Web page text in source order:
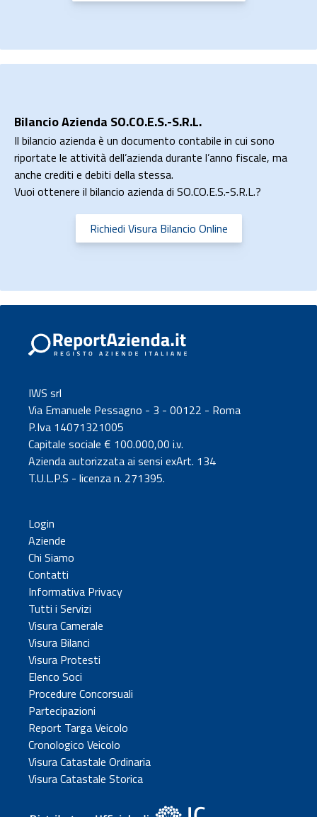
Bilancio Azienda SO.CO.E.S.-S.R.L.
Il bilancio azienda è un documento contabile in cui sono
riportate le attività dell’azienda durante l’anno fiscale, ma
anche crediti e debiti della stessa.
Vuoi ottenere il bilancio azienda di SO.CO.E.S.-S.R.L.?
Richiedi Visura Bilancio Online
IWS srl
Via Emanuele Pessagno - 3 - 00122 - Roma
P.Iva 14071321005
Capitale sociale € 100.000,00 i.v.
Azienda autorizzata ai sensi exArt. 134
T.U.L.P.S - licenza n. 271395.
Login
Aziende
Chi Siamo
Contatti
Informativa Privacy
Tutti i Servizi
Visura Camerale
Visura Bilanci
Visura Protesti
Elenco Soci
Procedure Concorsuali
Partecipazioni
Report Targa Veicolo
Cronologico Veicolo
Visura Catastale Ordinaria
Visura Catastale Storica